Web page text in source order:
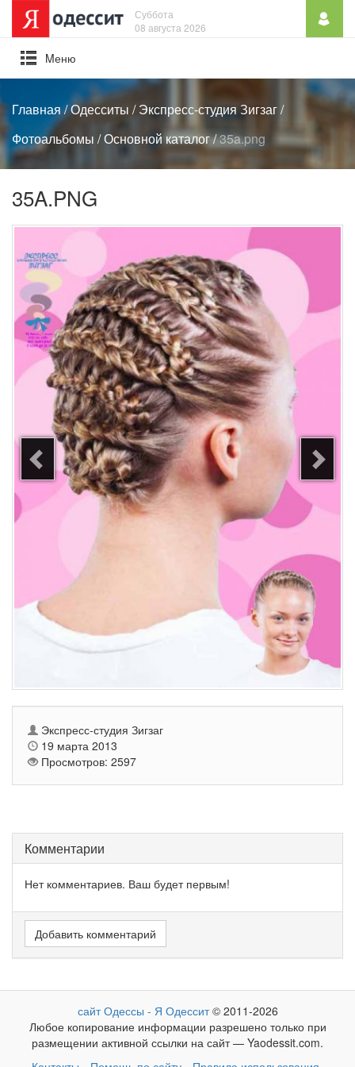
Суббота
08 августа 2026
Mеню
Главная/Одесситы /Экспресс-студия Зигзаг/
Фотоальбомы /Основной каталог/35a.png
35A.PNG
Экспресс-студия Зигзаг
19 марта 2013
Просмотров: 2597
Комментарии
Нет комментариев. Ваш будет первым!
Добавить комментарий
сайт Одессы - Я Одессит© 2011-2026
Любое копирование информации разрешено только при
размещении активной ссылки на сайт — Yaodessit.com.